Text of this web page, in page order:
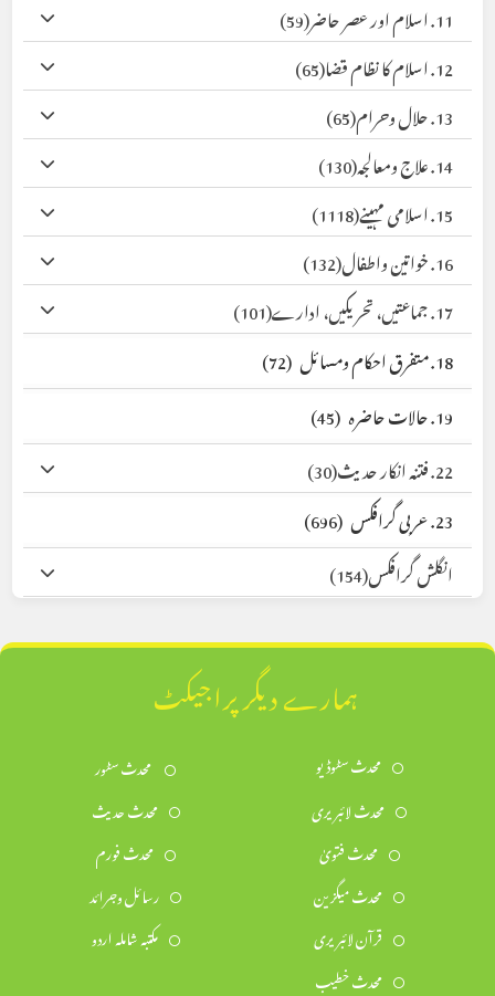
11. اسلام اور عصر حاضر
(59)
12. اسلام کا نظام قضا
(65)
13. حلال وحرام
(65)
14. علاج ومعالجہ
(130)
15. اسلامی مہینے
(1118)
16. خواتین واطفال
(132)
17. جماعتیں، تحریکیں، ادارے
(101)
18. متفرق احکام ومسائل
(72)
19. حالات حاضرہ
(45)
22. فتنہ انکار حدیث
(30)
23. عربی گرافکس
(696)
انگلش گرافکس(154)
ہمارے دیگر پراجیکٹ
محدث سٹوڈیو
محدث سٹور
محدث لائبریری
محدث حدیث
محدث فتویٰ
محدث فورم
محدث میگزین
رسائل وجرائد
قرآن لائبریری
مکتبہ شاملہ اردو
محدث خطیب